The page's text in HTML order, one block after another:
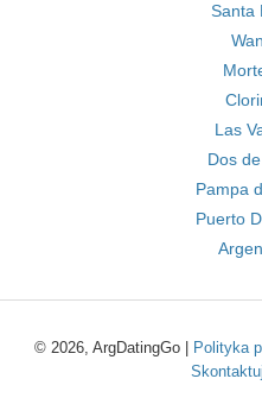
Santa
Las
Dos
Pampa
Puerto
© 2026, ArgDatingGo | Polityka